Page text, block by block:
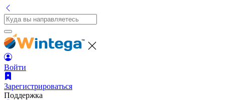
Войти
Зарегистрироваться
Поддержка